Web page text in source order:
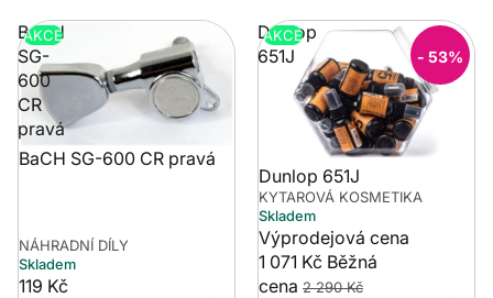
BaCH
SG-
600
CR
pravá
AKCE
BaCH SG-600 CR pravá
NÁHRADNÍ DÍLY
Skladem
119 Kč
Dunlop
651J
AKCE
- 53%
Dunlop 651J
KYTAROVÁ KOSMETIKA
Skladem
Výprodejová cena
1 071 Kč Běžná
cena 2 290 Kč